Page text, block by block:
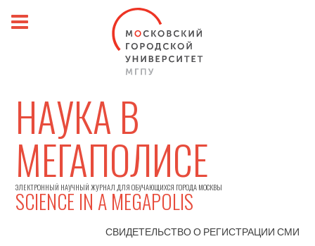
НАУКА В
МЕГАПОЛИСЕ
ЭЛЕКТРОННЫЙ НАУЧНЫЙ ЖУРНАЛ ДЛЯ ОБУЧАЮЩИХСЯ ГОРОДА МОСКВЫ
SCIENCE IN A MEGAPOLIS
СВИДЕТЕЛЬСТВО О РЕГИСТРАЦИИСМИ